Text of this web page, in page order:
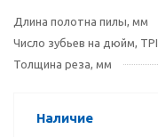
Длина полотна пилы, мм
Число зубьев на дюйм, TPI
Толщина реза, мм
Наличие